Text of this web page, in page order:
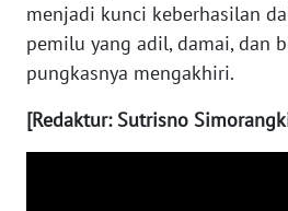
menjadi kunci keberhasilan
pemilu yang adil, damai, dan
pungkasnya mengakhiri.
[Redaktur: Sutrisno
WN
NTB
SULTENG